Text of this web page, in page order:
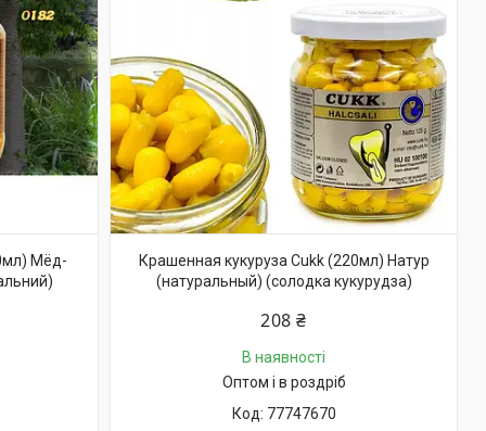
Мёд-
Крашенная кукуруза Cukk (220мл) Натур
(натуральный) (солодка кукурудза)
208 ₴
В наявності
Оптом і в роздріб
77747670